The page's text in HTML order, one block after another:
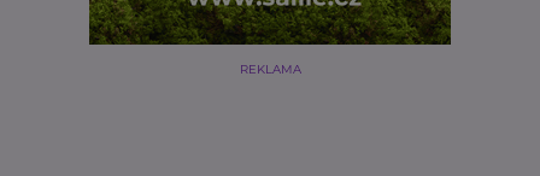
REKLAMA